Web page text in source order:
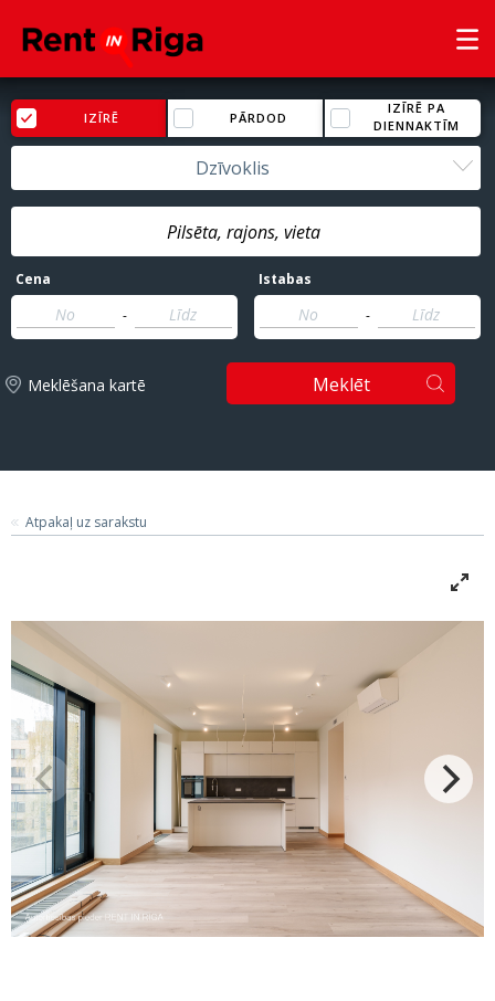
IZĪRĒ PĀRDOD
IZĪRĒ PA
DIENNAKTĪM
Dzīvoklis
Cena
-
Istabas
-
Meklēšana kartē Meklēt
Atpakaļ uz sarakstu